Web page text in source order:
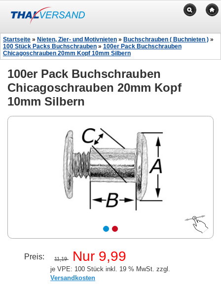
Startseite » Nieten, Zier- und Motivnieten » Buchschrauben ( Buchnieten ) »
100 Stück Packs Buchschrauben » 100er Pack Buchschrauben
Chicagoschrauben 20mm Kopf 10mm Silbern
100er Pack Buchschrauben
Chicagoschrauben 20mm Kopf
10mm Silbern
Preis: 11,19 Nur 9,99
je VPE: 100 Stück inkl. 19 % MwSt. zzgl.
Versandkosten